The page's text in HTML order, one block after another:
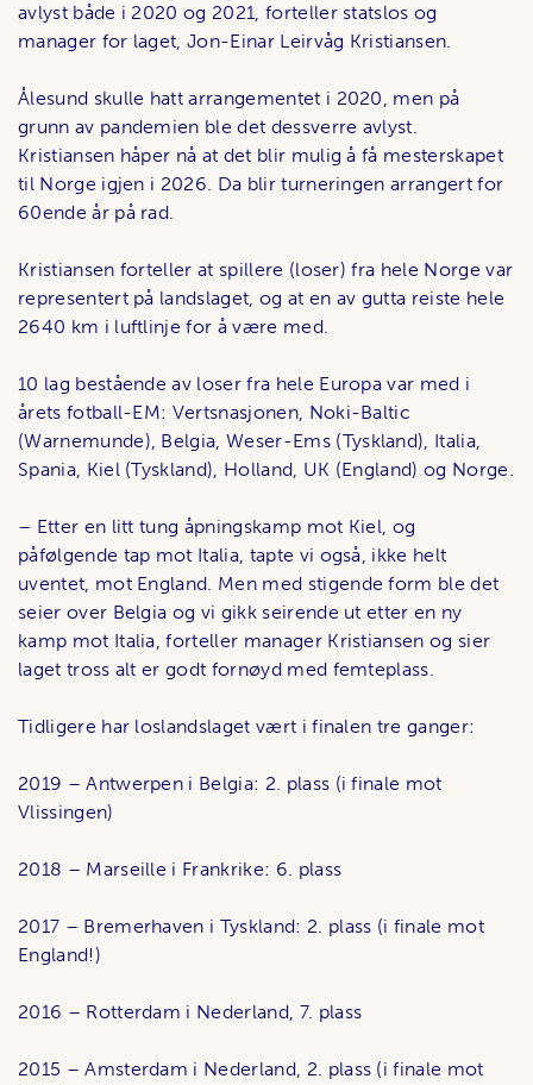
avlyst både i 2020 og 2021, forteller statslos og
manager for laget, Jon-Einar Leirvåg Kristiansen.
Ålesund skulle hatt arrangementet i 2020, men på
grunn av pandemien ble det dessverre avlyst.
Kristiansen håper nå at det blir mulig å få mesterskapet
til Norge igjen i 2026. Da blir turneringen arrangert for
60ende år på rad.
Kristiansen forteller at spillere (loser) fra hele Norge var
representert på landslaget, og at en av gutta reiste hele
2640 km i luftlinje for å være med.
10 lag bestående av loser fra hele Europa var med i
årets fotball-EM: Vertsnasjonen, Noki-Baltic
(Warnemunde), Belgia, Weser-Ems (Tyskland), Italia,
Spania, Kiel (Tyskland), Holland, UK (England) og Norge.
– Etter en litt tung åpningskamp mot Kiel, og
påfølgende tap mot Italia, tapte vi også, ikke helt
uventet, mot England. Men med stigende form ble det
seier over Belgia og vi gikk seirende ut etter en ny
kamp mot Italia, forteller manager Kristiansen og sier
laget tross alt er godt fornøyd med femteplass.
Tidligere har loslandslaget vært i finalen tre ganger:
2019 – Antwerpen i Belgia: 2. plass (i finale mot
Vlissingen)
2018 – Marseille i Frankrike: 6. plass
2017 – Bremerhaven i Tyskland: 2. plass (i finale mot
England!)
2016 – Rotterdam i Nederland, 7. plass
2015 – Amsterdam i Nederland, 2. plass (i finale mot